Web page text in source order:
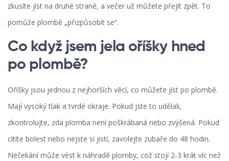
zkusíte jíst na druhé straně, a večer už můžete přejít zpět. To
pomůže plombě „přizpůsobit se“.
Co když jsem jela oříšky hned
po plombě?
Oříšky jsou jednou z nejhorších věcí, co můžete jíst po plombě.
Mají vysoký tlak a tvrdé okraje. Pokud jste to udělali,
zkontrolujte, zda plomba není poškrábaná nebo zvýšená. Pokud
cítíte bolest nebo nejste si jistí, zavolejte zubaře do 48 hodin.
Nečekání může vést k náhradě plomby, což stojí 2-3 krát víc než